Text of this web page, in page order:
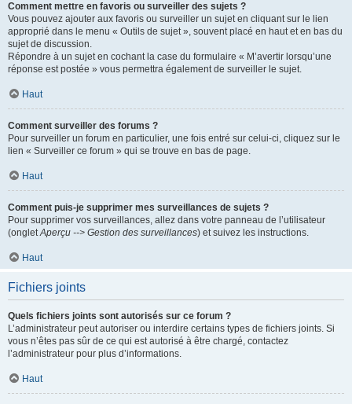
Comment mettre en favoris ou surveiller des sujets ?
Vous pouvez ajouter aux favoris ou surveiller un sujet en cliquant sur le lien
approprié dans le menu « Outils de sujet », souvent placé en haut et en bas du
sujet de discussion.
Répondre à un sujet en cochant la case du formulaire « M’avertir lorsqu’une
réponse est postée » vous permettra également de surveiller le sujet.
Haut
Comment surveiller des forums ?
Pour surveiller un forum en particulier, une fois entré sur celui-ci, cliquez sur le
lien « Surveiller ce forum » qui se trouve en bas de page.
Haut
Comment puis-je supprimer mes surveillances de sujets ?
Pour supprimer vos surveillances, allez dans votre panneau de l’utilisateur
(ongletAperçu --> Gestion des surveillances) et suivez les instructions.
Haut
Fichiers joints
Quels fichiers joints sont autorisés sur ce forum ?
L’administrateur peut autoriser ou interdire certains types de fichiers joints. Si
vous n’êtes pas sûr de ce qui est autorisé à être chargé, contactez
l’administrateur pour plus d’informations.
Haut